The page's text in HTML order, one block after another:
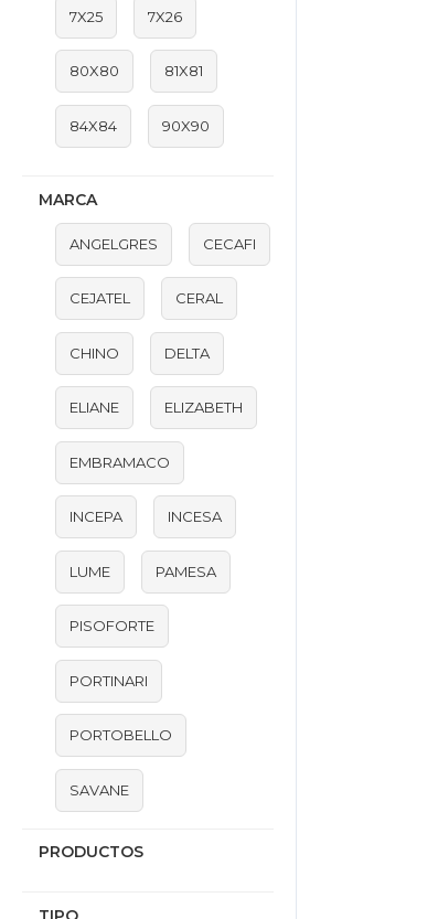
7X25 7X26
80X80 81X81
84X84 90X90
MARCA
ANGELGRES CECAFI
CEJATEL CERAL
CHINO DELTA
ELIANE ELIZABETH
EMBRAMACO
INCEPA INCESA
LUME PAMESA
PISOFORTE
PORTINARI
PORTOBELLO
SAVANE
PRODUCTOS